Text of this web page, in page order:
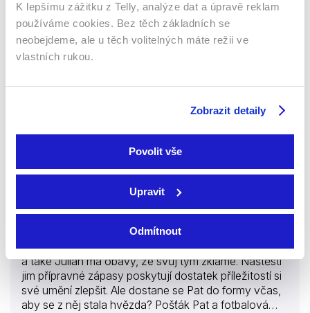
K lepšímu zážitku z Telly, analýze dat a úpravě reklam
používáme cookies. Bez těch základních se
neobejdeme, ale u těch volitelných máte režii ve
vlastních rukou.
Zobrazit detaily
Povolit vše
Upravit
Odmítnout
Animovaný
1981 | Velká Británie | 15 min
Rodiče i děti jsou už napětím bez sebe. V Greendale
se totiž chystá velký fotbalový zápas pět na pět.
Jenomže Pat si nekopl do balónu už pěkných pár let
a také Julian má obavy, že svůj tým zklame. Naštěstí
jim přípravné zápasy poskytují dostatek příležitostí si
své umění zlepšit. Ale dostane se Pat do formy včas,
aby se z něj stala hvězda? Pošťák Pat a fotbalová